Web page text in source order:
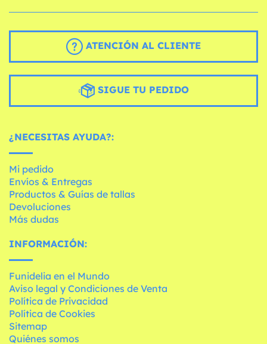
ATENCIÓN AL CLIENTE
SIGUE TU PEDIDO
¿NECESITAS AYUDA?:
Mi pedido
Envíos & Entregas
Productos & Guías de tallas
Devoluciones
Más dudas
INFORMACIÓN:
Funidelia en el Mundo
Aviso legal y Condiciones de Venta
Política de Privacidad
Política de Cookies
Sitemap
Quiénes somos